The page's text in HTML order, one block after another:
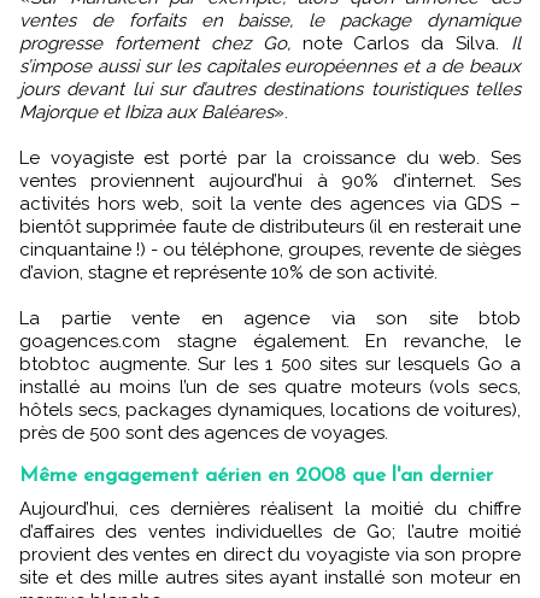
ventes de forfaits en baisse, le package dynamique
progresse fortement chez Go, note Carlos da Silva. Il
s’impose aussi sur les capitales européennes et a de beaux
jours devant lui sur d’autres destinations touristiques telles
Majorque et Ibiza aux Baléares».
Le voyagiste est porté par la croissance du web. Ses
ventes proviennent aujourd’hui à 90% d’internet. Ses
activités hors web, soit la vente des agences via GDS –
bientôt supprimée faute de distributeurs (il en resterait une
cinquantaine !) - ou téléphone, groupes, revente de sièges
d’avion, stagne et représente 10% de son activité.
La partie vente en agence via son site btob
goagences.com stagne également. En revanche, le
btobtoc augmente. Sur les 1 500 sites sur lesquels Go a
installé au moins l’un de ses quatre moteurs (vols secs,
hôtels secs, packages dynamiques, locations de voitures),
près de 500 sont des agences de voyages.
Même engagement aérien en 2008 que l'an dernier
Aujourd’hui, ces dernières réalisent la moitié du chiffre
d’affaires des ventes individuelles de Go; l’autre moitié
provient des ventes en direct du voyagiste via son propre
site et des mille autres sites ayant installé son moteur en